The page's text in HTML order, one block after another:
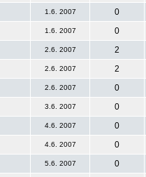
1.6. 2007
0
1.6. 2007
0
2.6. 2007
2
2.6. 2007
2
2.6. 2007
0
3.6. 2007
0
4.6. 2007
0
4.6. 2007
0
5.6. 2007
0